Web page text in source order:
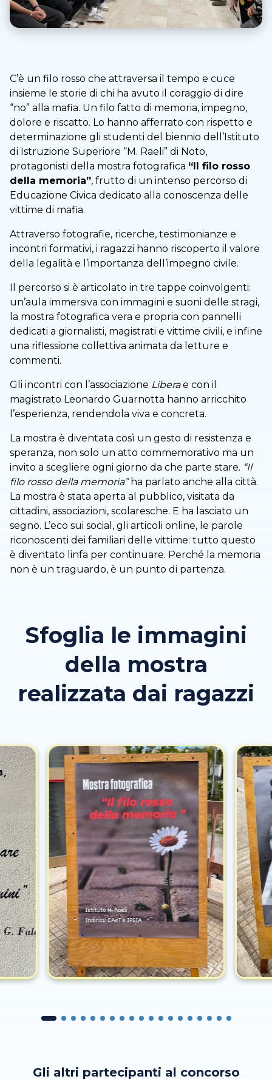
C’è un filo rosso che attraversa il tempo e cuce
insieme le storie di chi ha avuto il coraggio di dire
“no” alla mafia. Un filo fatto di memoria, impegno,
dolore e riscatto. Lo hanno afferrato con rispetto e
determinazione gli studenti del biennio dell’Istituto
di Istruzione Superiore “M. Raeli” di Noto,
protagonisti della mostra fotografica “Il filo rosso
della memoria”, frutto di un intenso percorso di
Educazione Civica dedicato alla conoscenza delle
vittime di mafia.
Attraverso fotografie, ricerche, testimonianze e
incontri formativi, i ragazzi hanno riscoperto il valore
della legalità e l’importanza dell’impegno civile.
Il percorso si è articolato in tre tappe coinvolgenti:
un’aula immersiva con immagini e suoni delle stragi,
la mostra fotografica vera e propria con pannelli
dedicati a giornalisti, magistrati e vittime civili, e infine
una riflessione collettiva animata da letture e
commenti.
Gli incontri con l’associazione Liberae con il
magistrato Leonardo Guarnotta hanno arricchito
l’esperienza, rendendola viva e concreta.
La mostra è diventata così un gesto di resistenza e
speranza, non solo un atto commemorativo ma un
invito a scegliere ogni giorno da che parte stare. “Il
filo rosso della memoria”ha parlato anche alla città.
La mostra è stata aperta al pubblico, visitata da
cittadini, associazioni, scolaresche. E ha lasciato un
segno. L’eco sui social, gli articoli online, le parole
riconoscenti dei familiari delle vittime: tutto questo
è diventato linfa per continuare. Perché la memoria
non è un traguardo, è un punto di partenza.
Sfoglia le immagini
della mostra
realizzata dai ragazzi
Gli altri partecipanti al concorso